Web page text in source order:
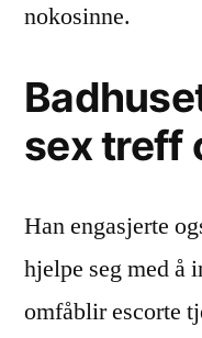
nokosinne.
sex treff
Han engasjerte
hjelpe seg med å
omfåblir escorte